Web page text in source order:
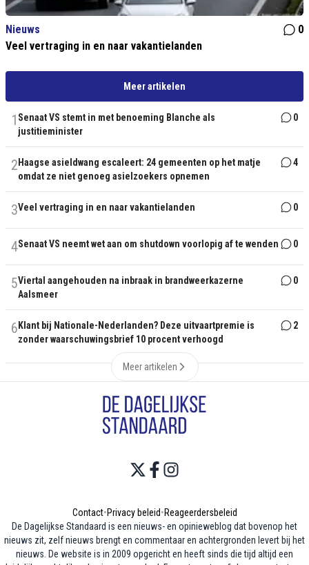
Nieuws
0
Veel vertraging in en naar vakantielanden
Meer artikelen
1 Senaat VS stemt in met benoeming Blanche als
justitieminister
0
2 Haagse asieldwang escaleert: 24 gemeenten op het matje
omdat ze niet genoeg asielzoekers opnemen
4
3Veel vertraging in en naar vakantielanden 0
4Senaat VS neemt wet aan om shutdown voorlopig af te wenden 0
5Viertal aangehouden na inbraak in brandweerkazerne
Aalsmeer
0
6 Klant bij Nationale-Nederlanden? Deze uitvaartpremie is
zonder waarschuwingsbrief 10 procent verhoogd
2
Meer artikelen
Contact•Privacy beleid•Reageerdersbeleid
De Dagelijkse Standaard is een nieuws- en opinieweblog dat bovenop het
nieuws zit, zelf nieuws brengt en commentaar en achtergronden levert bij het
nieuws. De website is in 2009 opgericht en heeft sinds die tijd altijd een